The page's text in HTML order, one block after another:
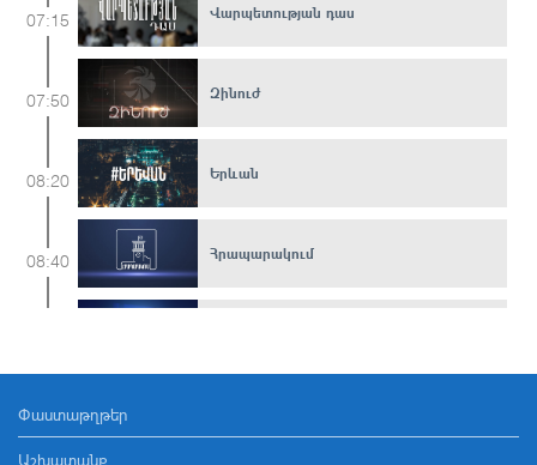
Վարպետության դաս
07:15
Զինուժ
07:50
Երևան
08:20
Հրապարակում
08:40
10:30
Փաստաթղթեր
Աշխատանք